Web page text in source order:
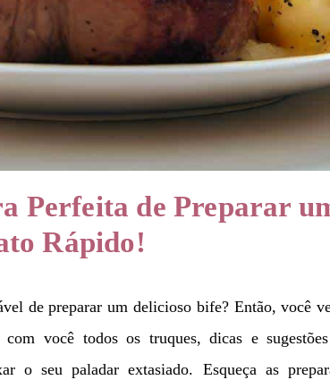
Perfeita de Preparar
Rápido!
de preparar um delicioso bife? Então, você
você todos os truques, dicas e
seu paladar extasiado. Esqueça as